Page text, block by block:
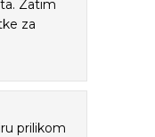
Zatim
za
prilikom